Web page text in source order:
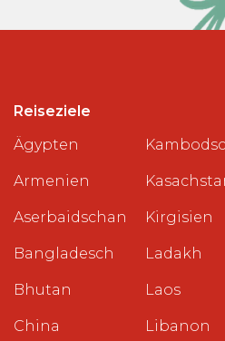
Reiseziele
Ägypten
Armenien
Aserbaidschan
Bangladesch
Bhutan
China
Kirgisien
Ladakh
Laos
Libanon